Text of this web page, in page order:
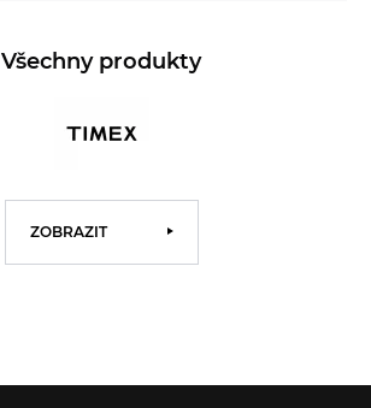
Všechny produkty
ZOBRAZIT